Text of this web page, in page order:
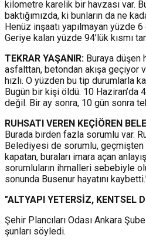
kilometre karelik bir havzası var.
baktığımızda, ki bunların da ne
Henüz inşaatı yapılmayan yüzde
Geriye kalan yüzde 94’lük kısmı
TEKRAR YAŞANIR: Buraya düşen
asfalttan, betondan akışa geçiyor
hızlı. O yüzden bu tip durumlarla
Bugün bir kişi öldü. 10 Haziran’da
değil. Bir ay sonra, 10 gün sonra
RUHSATI VEREN KEÇİÖREN
Burada birden fazla sorumlu var.
Belediyesi de sorumlu,
kapatan, buraları imara açan
sorumluların ihmalleri sebebiyle
sonunda Busenur hayatını
"ALTYAPI YETERSİZ, KENTSEL
Şehir Plancıları Odası Ankara
şunları söyledi.